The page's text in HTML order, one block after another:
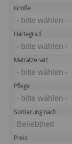
Größe
- bitte wählen -
Härtegrad
- bitte wählen -
Matratzenart
- bitte wählen -
Pflege
- bitte wählen -
Sortierung nach
Beliebtheit
Preis